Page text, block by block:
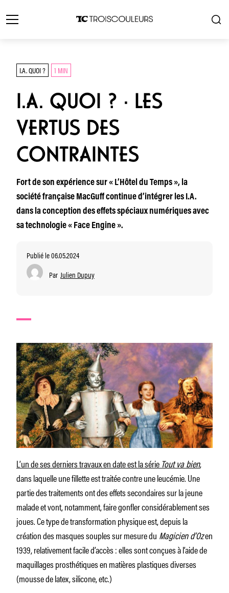
I.A. QUOI ? 1 MIN
I.A. QUOI ? · LES
VERTUS DES
CONTRAINTES
Fort de son expérience sur « L’Hôtel du Temps », la
société française MacGuff continue d’intégrer les I.A.
dans la conception des effets spéciaux numériques avec
sa technologie « Face Engine ».
Publié le 06.05.2024
Par Julien Dupuy
L’un de ses derniers travaux en date est la série Tout va bien,
dans laquelle une fillette est traitée contre une leucémie. Une
partie des traitements ont des effets secondaires sur la jeune
malade et vont, notamment, faire gonfler considérablement ses
joues. Ce type de transformation physique est, depuis la
création des masques souples sur mesure du Magicien d’Ozen
1939, relativement facile d’accès : elles sont conçues à l’aide de
maquillages prosthétiques en matières plastiques diverses
(mousse de latex, silicone, etc.)